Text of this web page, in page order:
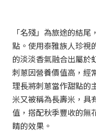
「名殘」為旅途的結
點。使用泰雅族人珍視
的淡淡香氣融合出屬於
刺蔥因營養價值高，經
理長將刺蔥當作甜點的
米又被稱為長壽米，具
值，搭配秋季豐收的無
睛的效果。